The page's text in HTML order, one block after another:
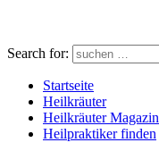
Search for:
Startseite
Heilkräuter
Heilkräuter Magazin
Heilpraktiker finden